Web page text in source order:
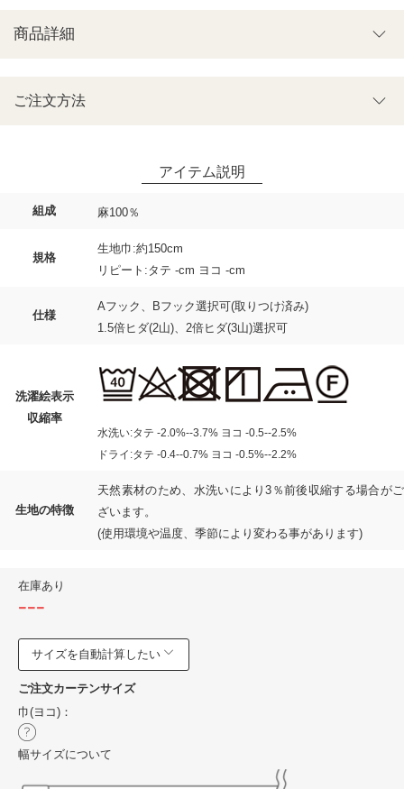
組成 麻100％
規格
生地巾:約150cm
リピート:タテ -cm ヨコ -cm
仕様
Aフック、Bフック選択可(取りつけ済み)
1.5倍ヒダ(2山)、2倍ヒダ(3山)選択可
洗濯絵表示
収縮率
水洗い:タテ -2.0%--3.7% ヨコ -0.5--2.5%
ドライ:タテ -0.4--0.7% ヨコ -0.5%--2.2%
生地の特徴
天然素材のため、水洗いにより3％前後収縮する場合がご
ざいます。
(使用環境や温度、季節により変わる事があります)
在庫あり
---
サイズを自動計算したい
ご注文カーテンサイズ
巾(ヨコ)：
幅サイズについて
ご注文方法
商品詳細